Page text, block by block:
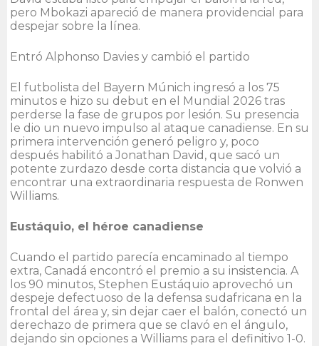
pero Mbokazi apareció de manera providencial para
despejar sobre la línea.
Entró Alphonso Davies y cambió el partido
El futbolista del Bayern Múnich ingresó a los 75
minutos e hizo su debut en el Mundial 2026 tras
perderse la fase de grupos por lesión. Su presencia
le dio un nuevo impulso al ataque canadiense. En su
primera intervención generó peligro y, poco
después habilitó a Jonathan David, que sacó un
potente zurdazo desde corta distancia que volvió a
encontrar una extraordinaria respuesta de Ronwen
Williams.
Eustáquio, el héroe canadiense
Cuando el partido parecía encaminado al tiempo
extra, Canadá encontró el premio a su insistencia. A
los 90 minutos, Stephen Eustáquio aprovechó un
despeje defectuoso de la defensa sudafricana en la
frontal del área y, sin dejar caer el balón, conectó un
derechazo de primera que se clavó en el ángulo,
dejando sin opciones a Williams para el definitivo 1-0.